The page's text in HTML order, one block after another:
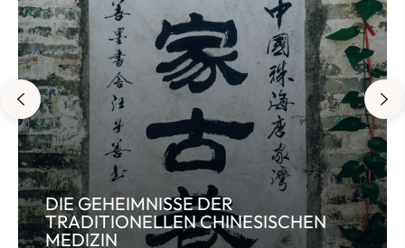
DIE GEHEIMNISSE DER
TRADITIONELLEN CHINESISCHEN
MEDIZIN